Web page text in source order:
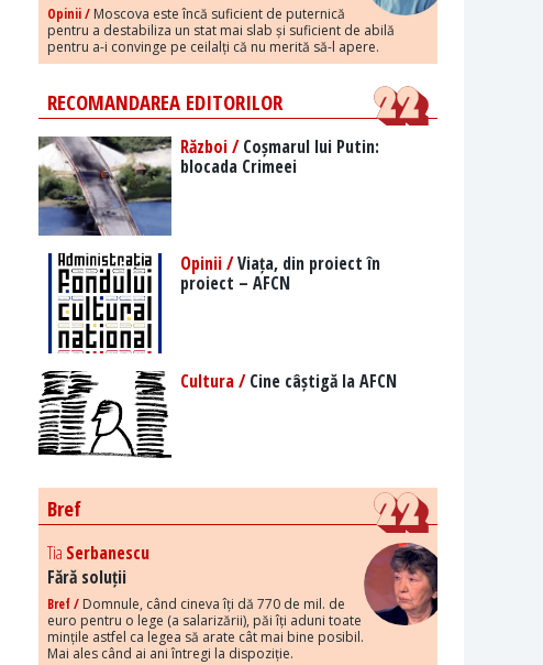
Opinii / Moscova este încă suficient de puternică
pentru a destabiliza un stat mai slab și suficient de abilă
pentru a-i convinge pe ceilalți că nu merită să-l apere.
RECOMANDAREA EDITORILOR
Război /Coșmarul lui Putin:
blocada Crimeei
Opinii /Viața, din proiect în
proiect – AFCN
Cultura /Cine câștigă la AFCN
Bref
Tia Serbanescu
Fără soluții
Bref / Domnule, când cineva îți dă 770 de mil. de
euro pentru o lege (a salarizării), păi îți aduni toate
mințile astfel ca legea să arate cât mai bine posibil.
Mai ales când ai ani întregi la dispoziție.